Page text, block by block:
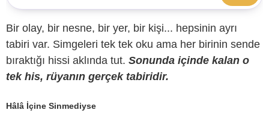
Bir olay, bir nesne, bir yer, bir kişi... hepsinin ayrı
tabiri var. Simgeleri tek tek oku ama her birinin sende
bıraktığı hissi aklında tut. Sonunda içinde kalan o
tek his, rüyanın gerçek tabiridir.
Hâlâ İçine Sinmediyse